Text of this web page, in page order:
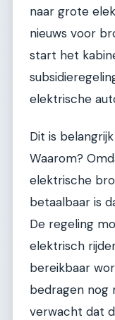
naar grote
nieuws voor
start het
elektrische
Dit is
Waarom?
elektrische
betaalbaar is
De regeling
elektrisch
bereikbaar
bedragen nog
verwacht dat